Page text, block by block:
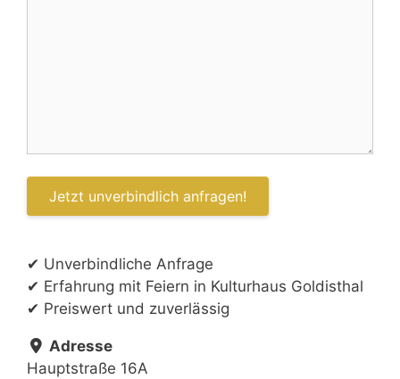
✔ Unverbindliche Anfrage
✔ Erfahrung mit Feiern in Kulturhaus Goldisthal
✔ Preiswert und zuverlässig
Adresse
Hauptstraße 16A